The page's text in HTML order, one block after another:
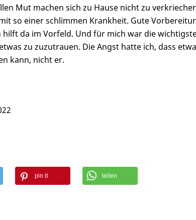
Mut machen sich zu Hause nicht zu
so einer schlimmen Krankheit. Gute
da im Vorfeld. Und für mich war die
zu zuzutrauen. Die Angst hatte ich, dass
kann, nicht er.
pin it teilen